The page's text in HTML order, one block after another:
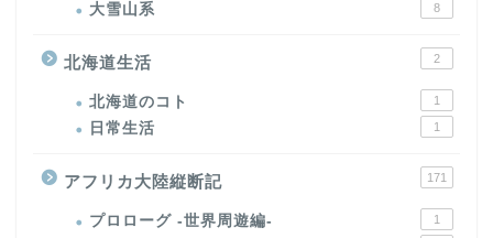
大雪山系 8
北海道生活 2
北海道のコト 1
日常生活 1
アフリカ大陸縦断記 171
プロローグ -世界周遊編- 1